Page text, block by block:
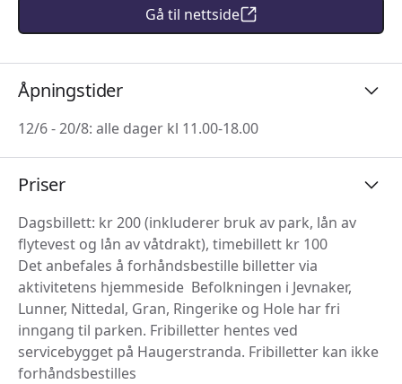
Gå til nettside
Åpningstider
12/6 - 20/8: alle dager kl 11.00-18.00
Priser
Dagsbillett: kr 200 (inkluderer bruk av park, lån av
flytevest og lån av våtdrakt), timebillett kr 100
Det anbefales å forhåndsbestille billetter via
aktivitetens hjemmeside Befolkningen i Jevnaker,
Lunner, Nittedal, Gran, Ringerike og Hole har fri
inngang til parken. Fribilletter hentes ved
servicebygget på Haugerstranda. Fribilletter kan ikke
forhåndsbestilles